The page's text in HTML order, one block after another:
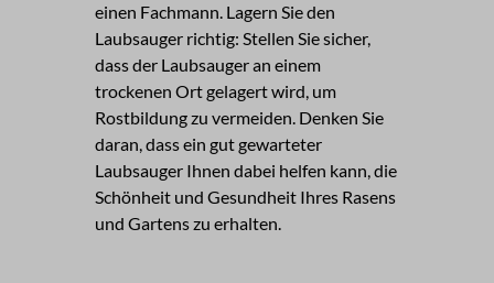
einen Fachmann. Lagern Sie den
Laubsauger richtig: Stellen Sie sicher,
dass der Laubsauger an einem
trockenen Ort gelagert wird, um
Rostbildung zu vermeiden. Denken Sie
daran, dass ein gut gewarteter
Laubsauger Ihnen dabei helfen kann, die
Schönheit und Gesundheit Ihres Rasens
und Gartens zu erhalten.